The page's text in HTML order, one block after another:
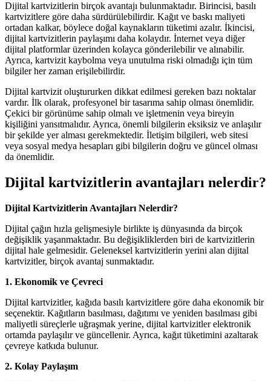
Dijital kartvizitlerin birçok avantajı bulunmaktadır. Birincisi, basılı
kartvizitlere göre daha sürdürülebilirdir. Kağıt ve baskı maliyeti
ortadan kalkar, böylece doğal kaynakların tüketimi azalır. İkincisi,
dijital kartvizitlerin paylaşımı daha kolaydır. İnternet veya diğer
dijital platformlar üzerinden kolayca gönderilebilir ve alınabilir.
Ayrıca, kartvizit kaybolma veya unutulma riski olmadığı için tüm
bilgiler her zaman erişilebilirdir.
Dijital kartvizit oluştururken dikkat edilmesi gereken bazı noktalar
vardır. İlk olarak, profesyonel bir tasarıma sahip olması önemlidir.
Çekici bir görünüme sahip olmalı ve işletmenin veya bireyin
kişiliğini yansıtmalıdır. Ayrıca, önemli bilgilerin eksiksiz ve anlaşılır
bir şekilde yer alması gerekmektedir. İletişim bilgileri, web sitesi
veya sosyal medya hesapları gibi bilgilerin doğru ve güncel olması
da önemlidir.
Dijital kartvizitlerin avantajları nelerdir?
Dijital Kartvizitlerin Avantajları Nelerdir?
Dijital çağın hızla gelişmesiyle birlikte iş dünyasında da birçok
değişiklik yaşanmaktadır. Bu değişikliklerden biri de kartvizitlerin
dijital hale gelmesidir. Geleneksel kartvizitlerin yerini alan dijital
kartvizitler, birçok avantaj sunmaktadır.
1. Ekonomik ve Çevreci
Dijital kartvizitler, kağıda basılı kartvizitlere göre daha ekonomik bir
seçenektir. Kağıtların basılması, dağıtımı ve yeniden basılması gibi
maliyetli süreçlerle uğraşmak yerine, dijital kartvizitler elektronik
ortamda paylaşılır ve güncellenir. Ayrıca, kağıt tüketimini azaltarak
çevreye katkıda bulunur.
2. Kolay Paylaşım